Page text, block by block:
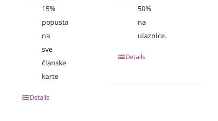
15%
popusta
na
sve
članske
karte
Details
50%
na
ulaznice.
Details